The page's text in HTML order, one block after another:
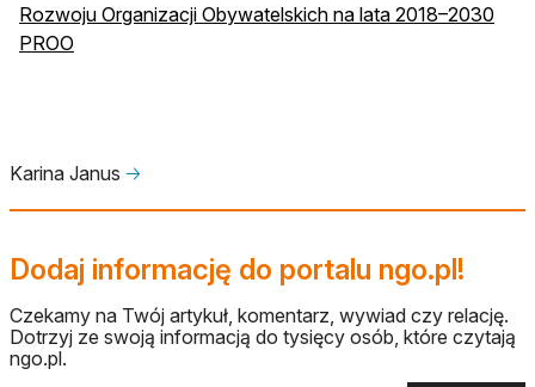
Rozwoju Organizacji Obywatelskich na lata 2018–2030
PROO
Karina Janus 🡢
Dodaj informację do portalu ngo.pl!
Czekamy na Twój artykuł, komentarz, wywiad czy relację.
Dotrzyj ze swoją informacją do tysięcy osób, które czytają
ngo.pl.